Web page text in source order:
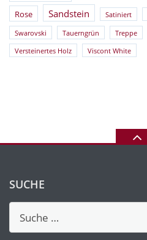
Rose Sandstein Satiniert
Swarovski Tauerngrün Treppe
Versteinertes Holz Viscont White
SUCHE